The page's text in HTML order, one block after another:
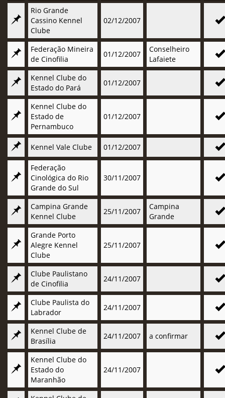
Rio Grande
Cassino Kennel
Clube
02/12/2007
Federação Mineira
de Cinofilia
01/12/2007
Conselheiro
Lafaiete
Kennel Clube do
Estado do Pará
01/12/2007
Kennel Clube do
Estado de
Pernambuco
01/12/2007
Kennel Vale Clube 01/12/2007
Federação
Cinológica do Rio
Grande do Sul
30/11/2007
Campina Grande
Kennel Clube
25/11/2007
Campina
Grande
Grande Porto
Alegre Kennel
Clube
25/11/2007
Clube Paulistano
de Cinofilia
24/11/2007
Clube Paulista do
Labrador
24/11/2007
Kennel Clube de
Brasília
24/11/2007 a confirmar
Kennel Clube do
Estado do
Maranhão
24/11/2007